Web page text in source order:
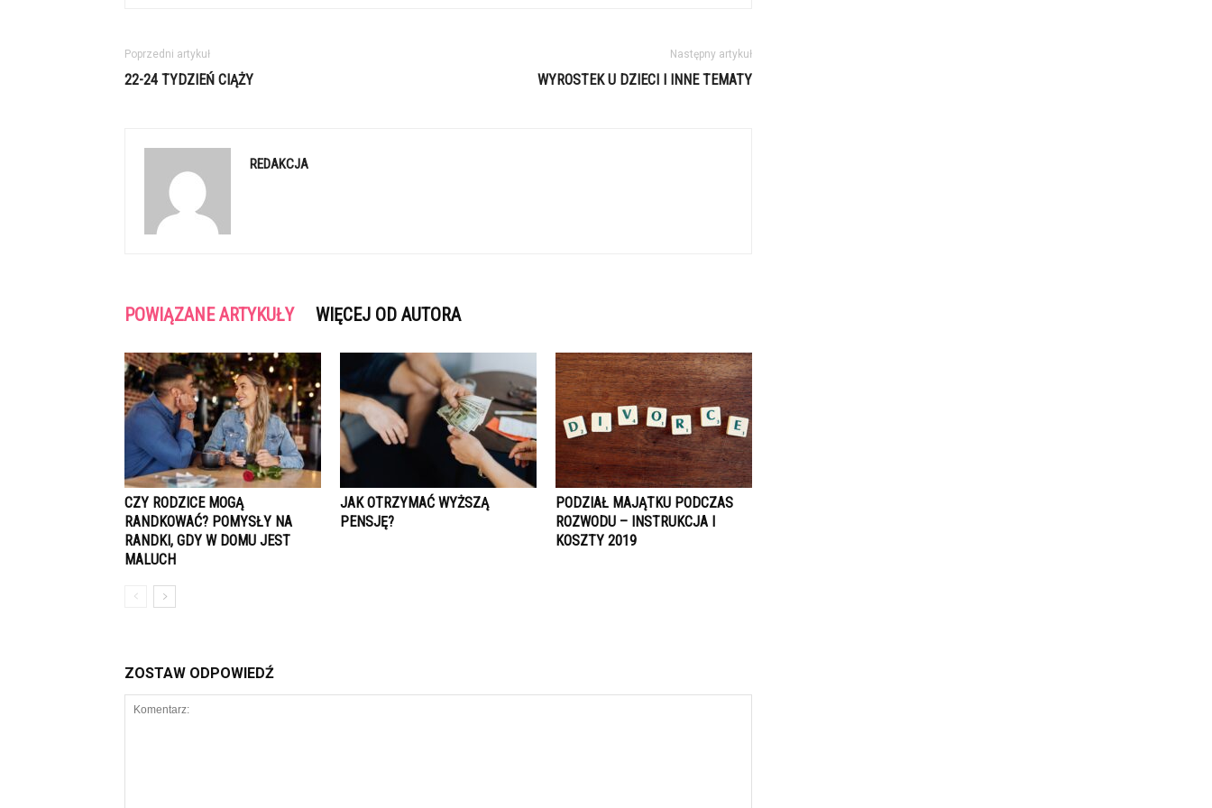
Poprzedni artykuł
22-24 TYDZIEŃ CIĄŻY
Następny artykuł
WYROSTEK U DZIECI I INNE TEMATY
REDAKCJA
POWIĄZANE ARTYKUŁY WIĘCEJ OD AUTORA
CZY RODZICE MOGĄ
RANDKOWAĆ? POMYSŁY NA
RANDKI, GDY W DOMU JEST
MALUCH
JAK OTRZYMAĆ WYŻSZĄ
PENSJĘ?
PODZIAŁ MAJĄTKU PODCZAS
ROZWODU – INSTRUKCJA I
KOSZTY 2019
ZOSTAW ODPOWIEDŹ